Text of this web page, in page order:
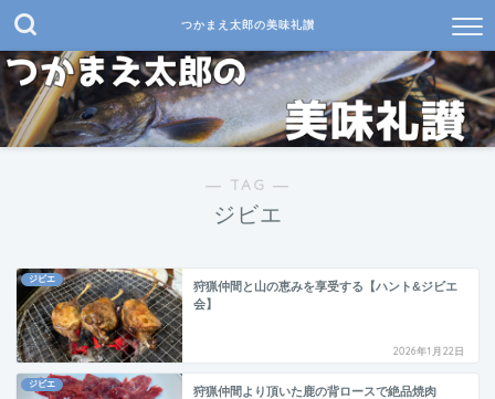
つかまえ太郎の美味礼讃
― TAG ―
ジビエ
ジビエ
狩猟仲間と山の恵みを享受する【ハント&ジビエ
会】
2026年1月22日
ジビエ
狩猟仲間より頂いた鹿の背ロースで絶品焼肉